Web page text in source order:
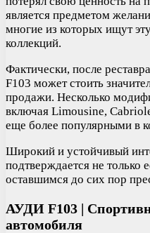
является предметом
многие из которых ищут
коллекций.
Фактически, после
F103 может стоить
продажи. Несколько
включая Limousine,
еще более популярными в
Широкий и устойчивый
подтверждается не только
оставшимся до сих пор
АУДИ F103 |
автомобиля